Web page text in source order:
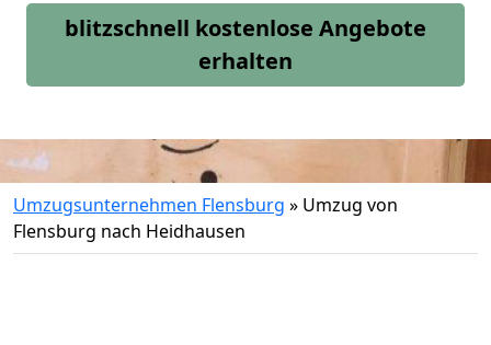
blitzschnell kostenlose Angebote
erhalten
Umzugsunternehmen Flensburg » Umzug von
Flensburg nach Heidhausen